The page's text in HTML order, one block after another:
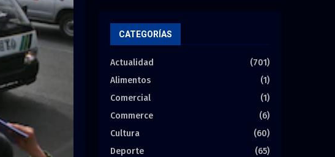
CATEGORÍAS
Actualidad
(701)
Alimentos
(1)
Comercial
(1)
Commerce
(6)
Cultura
(60)
Deporte
(65)